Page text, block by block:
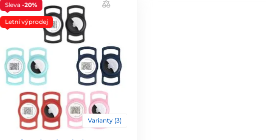
Sleva -20%
Letní výprodej
Varianty (3)